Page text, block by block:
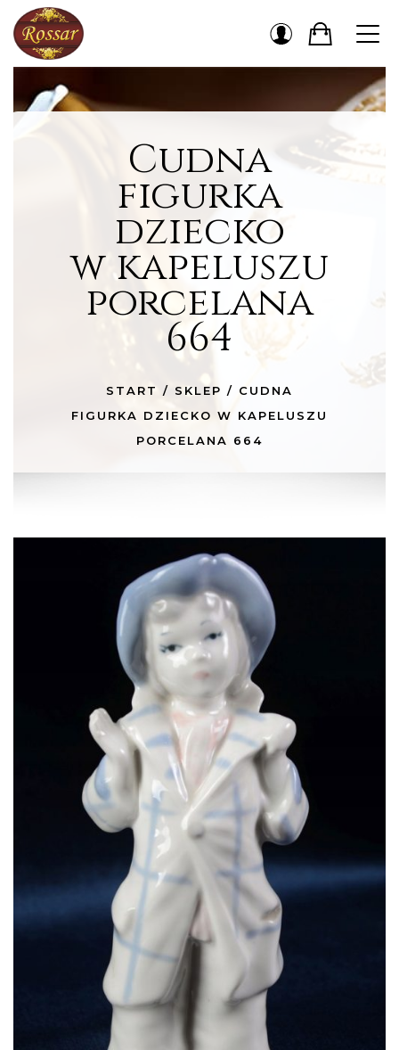
Cudna
figurka
dziecko
w kapeluszu
porcelana
664
START / SKLEP / CUDNA
FIGURKA DZIECKO W KAPELUSZU
PORCELANA 664